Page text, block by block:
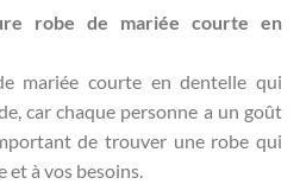
robe de mariée courte en
mariée courte en dentelle qui
car chaque personne a un goût
de trouver une robe qui
à vos besoins.